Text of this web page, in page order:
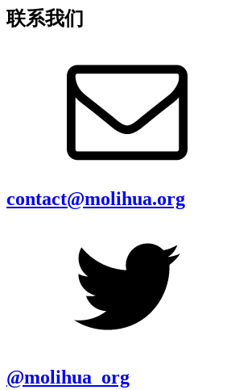
联系我们
contact@molihua.org
@molihua_org